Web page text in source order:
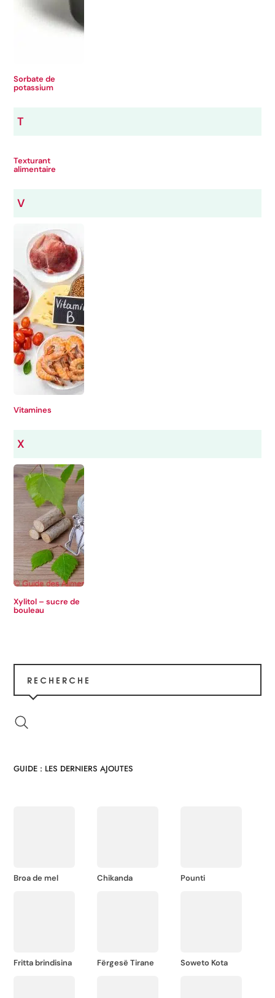
Sorbate de
potassium
T
Texturant
alimentaire
V
Vitamines
X
Xylitol – sucre de
bouleau
RECHERCHE
GUIDE : LES DERNIERS AJOUTES
Broa de mel Chikanda Pounti
Fritta brindisina Fërgesë Tirane Soweto Kota